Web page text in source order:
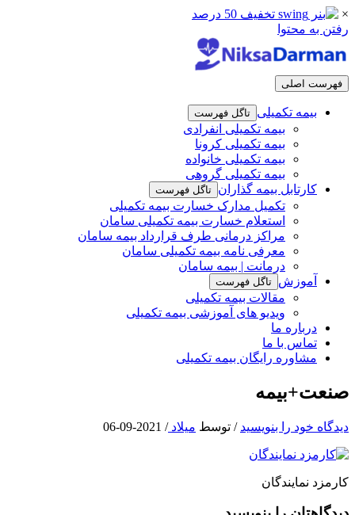
×
رفتن به محتوا
فهرست اصلی
بیمه تکمیلی تاگل فهرست
بیمه تکمیلی انفرادی
بیمه تکمیلی کرونا
بیمه تکمیلی خانواده
بیمه تکمیلی گروهی
کارتابل بیمه گذاران تاگل فهرست
تکمیل مدارک خسارت بیمه تکمیلی
استعلام خسارت بیمه تکمیلی سامان
مراکز درمانی طرف قرارداد بیمه سامان
معرفی نامه بیمه تکمیلی سامان
درمانت | بیمه سامان
آموزش تاگل فهرست
مقالات بیمه تکمیلی
ویدیو های آموزشی بیمه تکمیلی
درباره ما
تماس با ما
مشاوره رایگان بیمه تکمیلی
صنعت+بیمه
دیدگاه‌ خود را بنویسید / توسط میلاد/
2021-09-06
کارمزد نمایندگان